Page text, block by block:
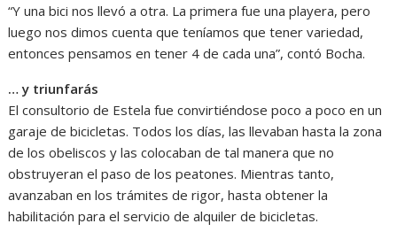
“Y una bici nos llevó a otra. La primera fue una playera, pero
luego nos dimos cuenta que teníamos que tener variedad,
entonces pensamos en tener 4 de cada una”, contó Bocha.
… y triunfarás
El consultorio de Estela fue convirtiéndose poco a poco en un
garaje de bicicletas. Todos los días, las llevaban hasta la zona
de los obeliscos y las colocaban de tal manera que no
obstruyeran el paso de los peatones. Mientras tanto,
avanzaban en los trámites de rigor, hasta obtener la
habilitación para el servicio de alquiler de bicicletas.